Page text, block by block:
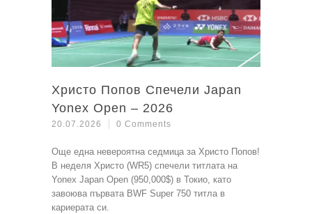
Христо Попов Спечели Japan
Yonex Open – 2026
20.07.2026 0 Comments
Още една невероятна седмица за Христо Попов!
В неделя Христо (WR5) спечели титлата на
Yonex Japan Open (950,000$) в Токио, като
завоюва първата BWF Super 750 титла в
кариерата си.